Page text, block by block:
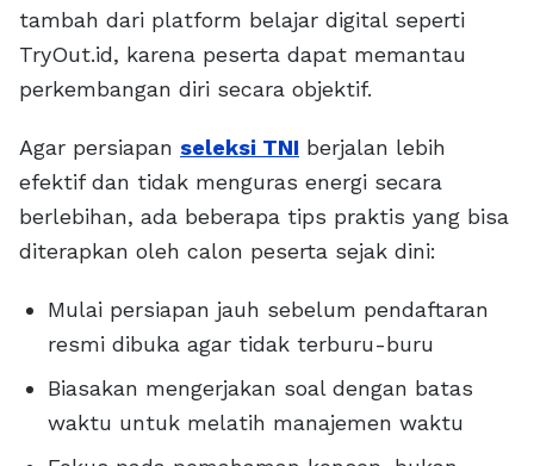
tambah dari platform belajar digital seperti
TryOut.id, karena peserta dapat memantau
perkembangan diri secara objektif.
Agar persiapan seleksi TNI berjalan lebih
efektif dan tidak menguras energi secara
berlebihan, ada beberapa tips praktis yang bisa
diterapkan oleh calon peserta sejak dini:
Mulai persiapan jauh sebelum pendaftaran
resmi dibuka agar tidak terburu-buru
Biasakan mengerjakan soal dengan batas
waktu untuk melatih manajemen waktu